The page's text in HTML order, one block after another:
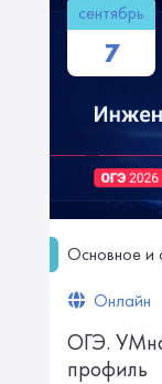
сентябрь
7
Основное и
Онлайн
ОГЭ.
профиль